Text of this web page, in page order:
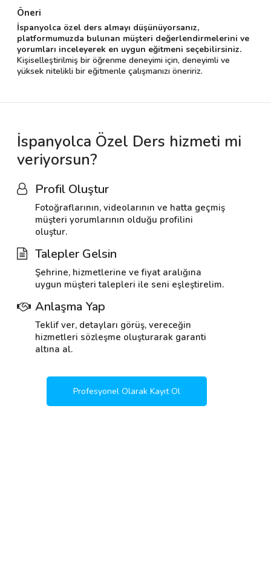
Öneri
İspanyolca özel ders almayı düşünüyorsanız,
platformumuzda bulunan müşteri değerlendirmelerini ve
yorumları inceleyerek en uygun eğitmeni seçebilirsiniz.
Kişiselleştirilmiş bir öğrenme deneyimi için, deneyimli ve
yüksek nitelikli bir eğitmenle çalışmanızı öneririz.
İspanyolca Özel Ders hizmeti mi
veriyorsun?
Profil Oluştur
Fotoğraflarının, videolarının ve hatta geçmiş
müşteri yorumlarının olduğu profilini
oluştur.
Talepler Gelsin
Şehrine, hizmetlerine ve fiyat aralığına
uygun müşteri talepleri ile seni eşleştirelim.
Anlaşma Yap
Teklif ver, detayları görüş, vereceğin
hizmetleri sözleşme oluşturarak garanti
altına al.
Profesyonel Olarak Kayıt Ol